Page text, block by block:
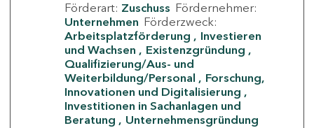
Förderart: Zuschuss Fördernehmer:
Unternehmen Förderzweck:
Arbeitsplatzförderung
Investieren
und Wachsen
Existenzgründung
Qualifizierung/Aus- und
Weiterbildung/Personal
Forschung,
Innovationen und Digitalisierung
Investitionen in Sachanlagen und
Beratung
Unternehmensgründung